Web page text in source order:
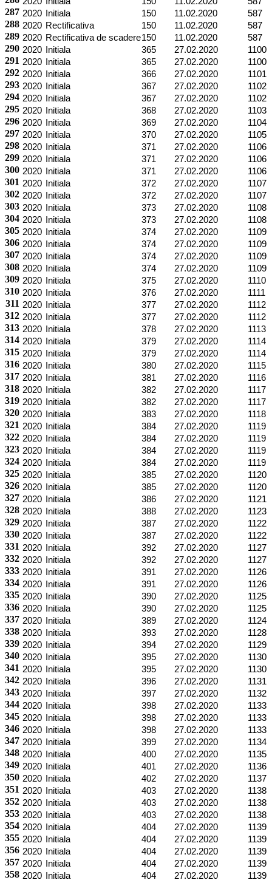
287 2020 Initiala 150 11.02.2020 587
288 2020 Rectificativa 150 11.02.2020 587
289 2020 Rectificativa de scadere150 11.02.2020 587
290 2020 Initiala 365 27.02.2020 1100
291 2020 Initiala 365 27.02.2020 1100
292 2020 Initiala 366 27.02.2020 1101
293 2020 Initiala 367 27.02.2020 1102
294 2020 Initiala 367 27.02.2020 1102
295 2020 Initiala 368 27.02.2020 1103
296 2020 Initiala 369 27.02.2020 1104
297 2020 Initiala 370 27.02.2020 1105
298 2020 Initiala 371 27.02.2020 1106
299 2020 Initiala 371 27.02.2020 1106
300 2020 Initiala 371 27.02.2020 1106
301 2020 Initiala 372 27.02.2020 1107
302 2020 Initiala 372 27.02.2020 1107
303 2020 Initiala 373 27.02.2020 1108
304 2020 Initiala 373 27.02.2020 1108
305 2020 Initiala 374 27.02.2020 1109
306 2020 Initiala 374 27.02.2020 1109
307 2020 Initiala 374 27.02.2020 1109
308 2020 Initiala 374 27.02.2020 1109
309 2020 Initiala 375 27.02.2020 1110
310 2020 Initiala 376 27.02.2020 1111
311 2020 Initiala 377 27.02.2020 1112
312 2020 Initiala 377 27.02.2020 1112
313 2020 Initiala 378 27.02.2020 1113
314 2020 Initiala 379 27.02.2020 1114
315 2020 Initiala 379 27.02.2020 1114
316 2020 Initiala 380 27.02.2020 1115
317 2020 Initiala 381 27.02.2020 1116
318 2020 Initiala 382 27.02.2020 1117
319 2020 Initiala 382 27.02.2020 1117
320 2020 Initiala 383 27.02.2020 1118
321 2020 Initiala 384 27.02.2020 1119
322 2020 Initiala 384 27.02.2020 1119
323 2020 Initiala 384 27.02.2020 1119
324 2020 Initiala 384 27.02.2020 1119
325 2020 Initiala 385 27.02.2020 1120
326 2020 Initiala 385 27.02.2020 1120
327 2020 Initiala 386 27.02.2020 1121
328 2020 Initiala 388 27.02.2020 1123
329 2020 Initiala 387 27.02.2020 1122
330 2020 Initiala 387 27.02.2020 1122
331 2020 Initiala 392 27.02.2020 1127
332 2020 Initiala 392 27.02.2020 1127
333 2020 Initiala 391 27.02.2020 1126
334 2020 Initiala 391 27.02.2020 1126
335 2020 Initiala 390 27.02.2020 1125
336 2020 Initiala 390 27.02.2020 1125
337 2020 Initiala 389 27.02.2020 1124
338 2020 Initiala 393 27.02.2020 1128
339 2020 Initiala 394 27.02.2020 1129
340 2020 Initiala 395 27.02.2020 1130
341 2020 Initiala 395 27.02.2020 1130
342 2020 Initiala 396 27.02.2020 1131
343 2020 Initiala 397 27.02.2020 1132
344 2020 Initiala 398 27.02.2020 1133
345 2020 Initiala 398 27.02.2020 1133
346 2020 Initiala 398 27.02.2020 1133
347 2020 Initiala 399 27.02.2020 1134
348 2020 Initiala 400 27.02.2020 1135
349 2020 Initiala 401 27.02.2020 1136
350 2020 Initiala 402 27.02.2020 1137
351 2020 Initiala 403 27.02.2020 1138
352 2020 Initiala 403 27.02.2020 1138
353 2020 Initiala 403 27.02.2020 1138
354 2020 Initiala 404 27.02.2020 1139
355 2020 Initiala 404 27.02.2020 1139
356 2020 Initiala 404 27.02.2020 1139
357 2020 Initiala 404 27.02.2020 1139
358 2020 Initiala 404 27.02.2020 1139